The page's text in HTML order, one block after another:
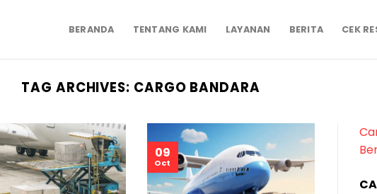
BERANDA TENTANG KAMI LAYANAN BERITA CEK
TAG ARCHIVES: CARGO BANDARA
09
Oct